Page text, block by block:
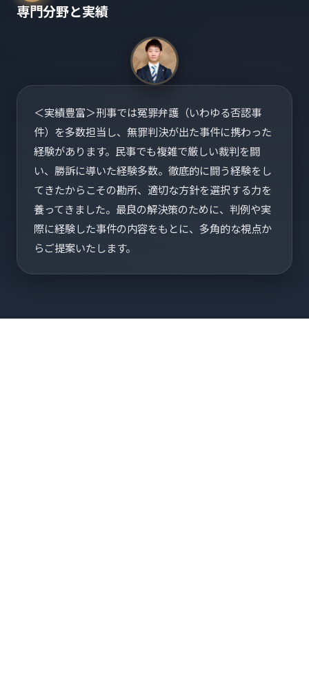
専門分野と実績
＜実績豊富＞刑事では冤罪弁護（いわゆる否認事
件）を多数担当し、無罪判決が出た事件に携わった
経験があります。民事でも複雑で厳しい裁判を闘
い、勝訴に導いた経験多数。徹底的に闘う経験をし
てきたからこその勘所、適切な方針を選択する力を
養ってきました。最良の解決策のために、判例や実
際に経験した事件の内容をもとに、多角的な視点か
らご提案いたします。